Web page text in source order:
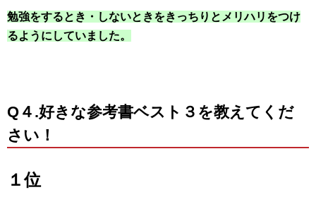
勉強をするとき・しないときをきっちりとメリハリをつけ
るようにしていました。
Q４.好きな参考書ベスト３を教えてくだ
さい！
１位